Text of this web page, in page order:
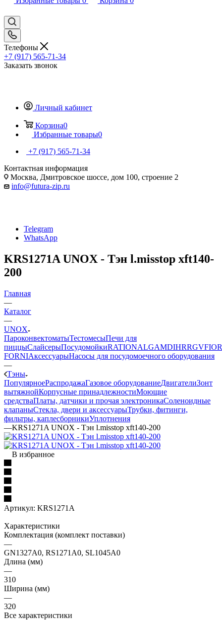
Телефоны
+7 (917) 565-71-34
Заказать звонок
Личный кабинет
Корзина0
Избранные товары0
+7 (917) 565-71-34
Контактная информация
Москва, Дмитровское шоссе, дом 100, строение 2
info@futura-zip.ru
Telegram
WhatsApp
KRS1271A UNOX - Тэн l.misstop xft140-
200
Главная
—
Каталог
—
UNOX
ПароконвектоматыТестомесыПечи для
пиццыСлайсерыПосудомойкиRATIONALGAMDIHRRGV
FORNIАксессуарыНасосы для посудомоечного оборудования
—
Тэны
ПопулярноеРаспродажаГазовое оборудованиеДвигателиЗонт
вытяжнойКорпусные принадлежностиМоющие
средстваПлаты, датчики и прочая электроникаСоленоидные
клапаныСтекла, двери и аксессуарыТрубки, фитинги,
фильтры, каплесборникиУплотнения
—KRS1271A UNOX - Тэн l.misstop xft140-200
В избранное
Артикул: KRS1271A
Характеристики
Комплектация (комплект поставки)
—
GN1327A0, RS1271A0, SL1045A0
Длина (мм)
—
310
Ширина (мм)
—
320
Все характеристики